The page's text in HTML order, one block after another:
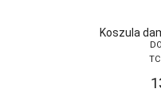
Koszula